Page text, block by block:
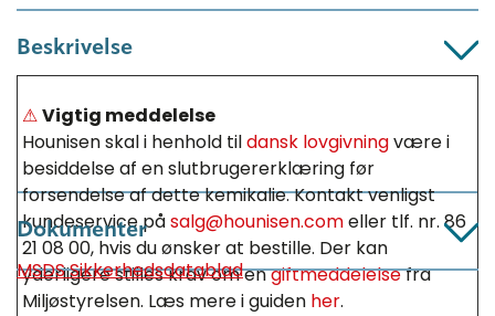
Beskrivelse
⚠Vigtig meddelelse
Hounisen skal i henhold tildansk lovgivningvære i
besiddelse af en slutbrugererklæring før
forsendelse af dette kemikalie. Kontakt venligst
kundeservice påsalg@hounisen.comeller tlf. nr. 86
21 08 00, hvis du ønsker at bestille. Der kan
yderligere stilles krav om engiftmeddelelsefra
Miljøstyrelsen. Læs mere i guiden her.
Dokumenter
MSDS Sikkerhedsdatablad